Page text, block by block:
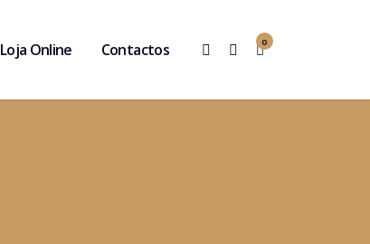
0
Loja Online Contactos